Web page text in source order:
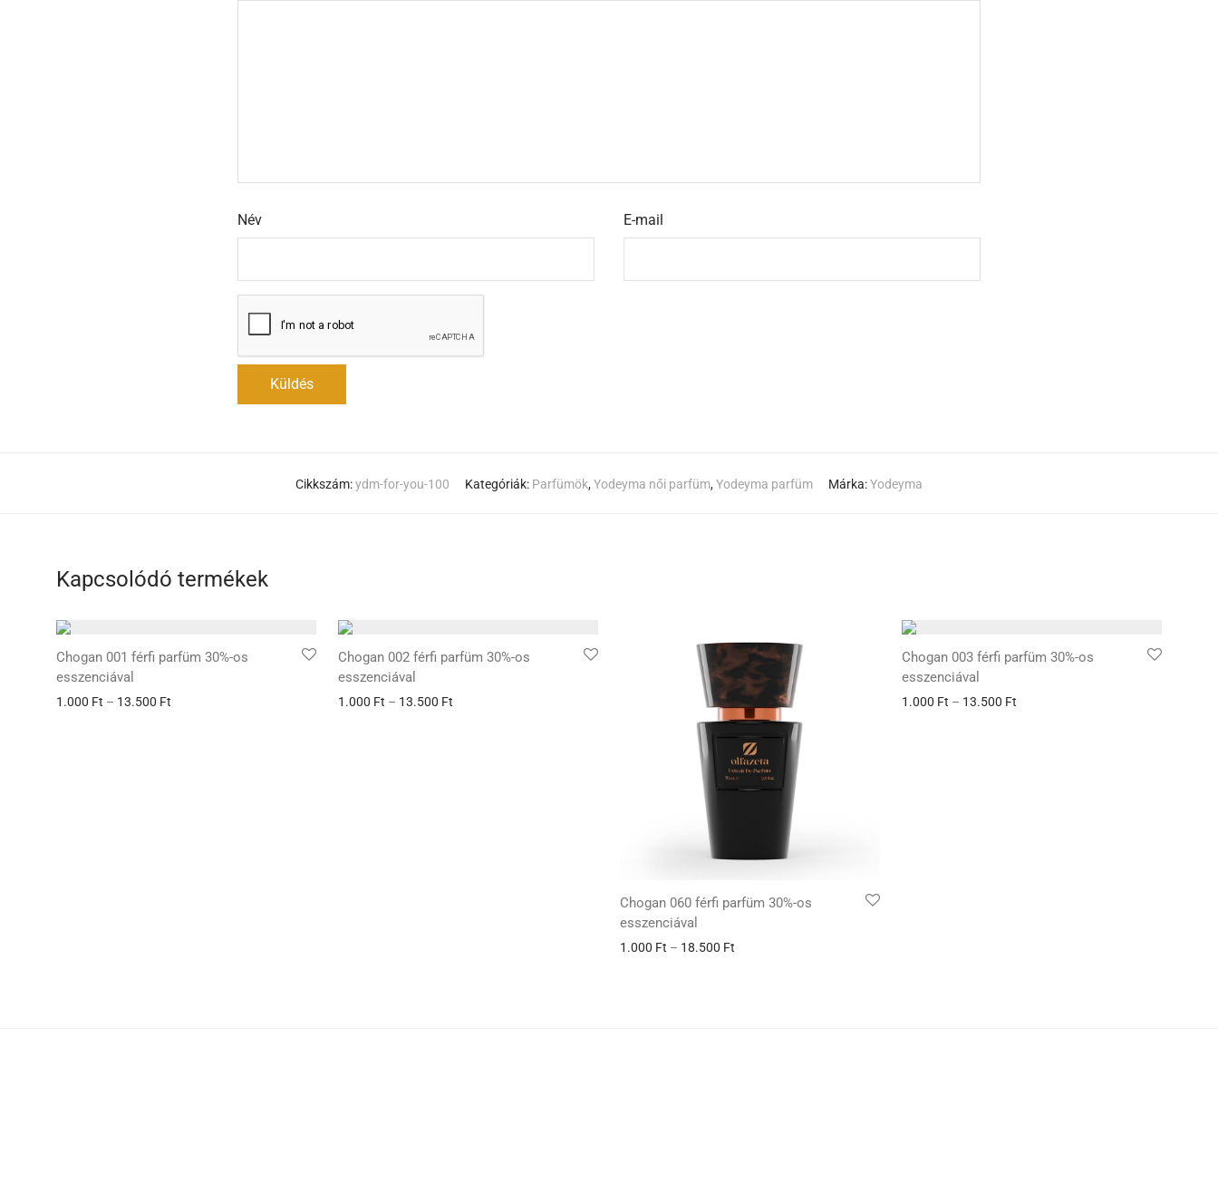
Név E-mail
Cikkszám:ydm-for-you-100 Kategóriák: Parfümök,Yodeyma női parfüm,Yodeyma parfüm Márka:Yodeyma
Kapcsolódó termékek
Chogan 001 férfi parfüm 30%-os
esszenciával
1.000 Ft – 13.500 Ft
Chogan 002 férfi parfüm 30%-os
esszenciával
1.000 Ft – 13.500 Ft
Chogan 060 férfi parfüm 30%-os
esszenciával
1.000 Ft – 18.500 Ft
Chogan 003 férfi parfüm 30%-os
esszenciával
1.000 Ft – 13.500 Ft